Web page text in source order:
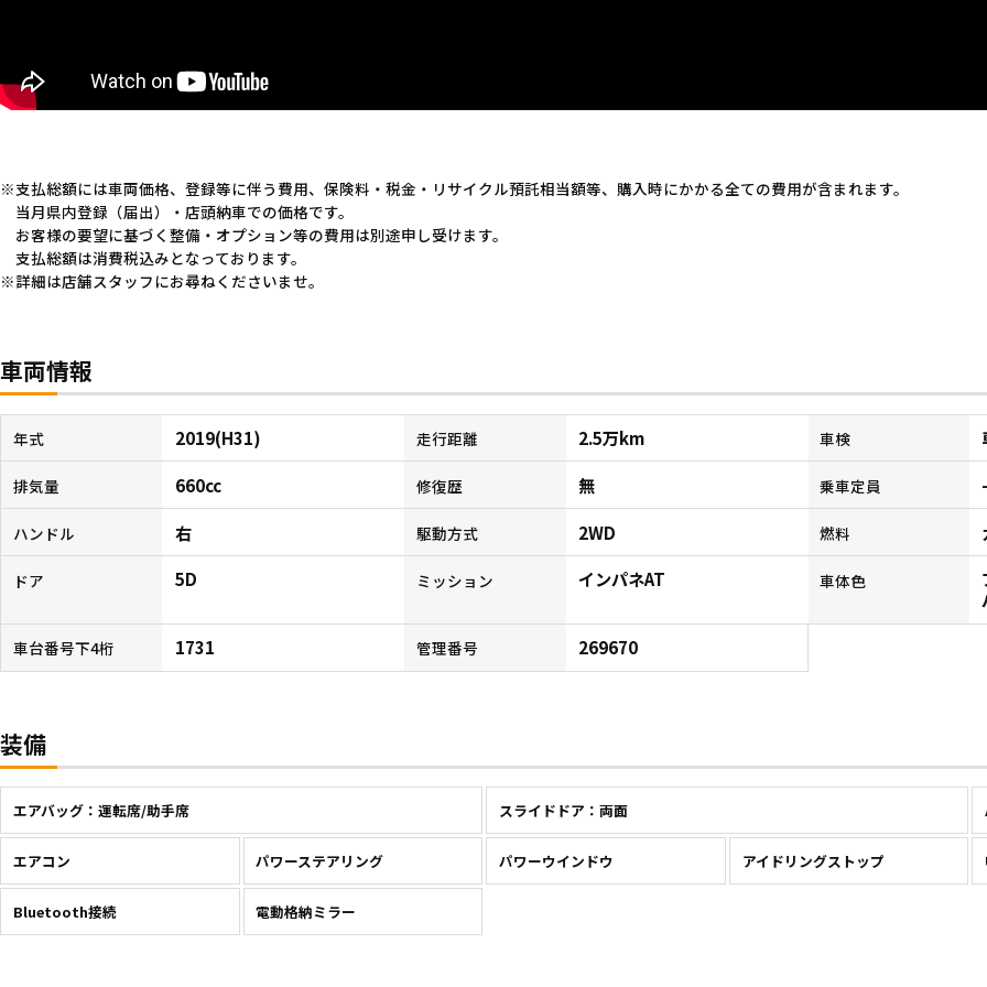
支払総額には車両価格、登録等に伴う費用、保険料・税金・リサイクル預託相当額等、購入時にかかる全ての費用が含まれます。
当月県内登録（届出）・店頭納車での価格です。
お客様の要望に基づく整備・オプション等の費用は別途申し受けます。
支払総額は消費税込みとなっております。
詳細は店舗スタッフにお尋ねくださいませ。
車両情報
年式 2019(H31) 走行距離 2.5万km 車検
排気量 660cc 修復歴 無 乗車定員 -
ハンドル 右 駆動方式 2WD 燃料
ドア 5D ミッション インパネAT 車体色
車台番号下4桁 1731 管理番号 269670
装備
エアバッグ：運転席/助手席 スライドドア：両面
エアコン パワーステアリング パワーウインドウ アイドリングストップ
Bluetooth接続 電動格納ミラー